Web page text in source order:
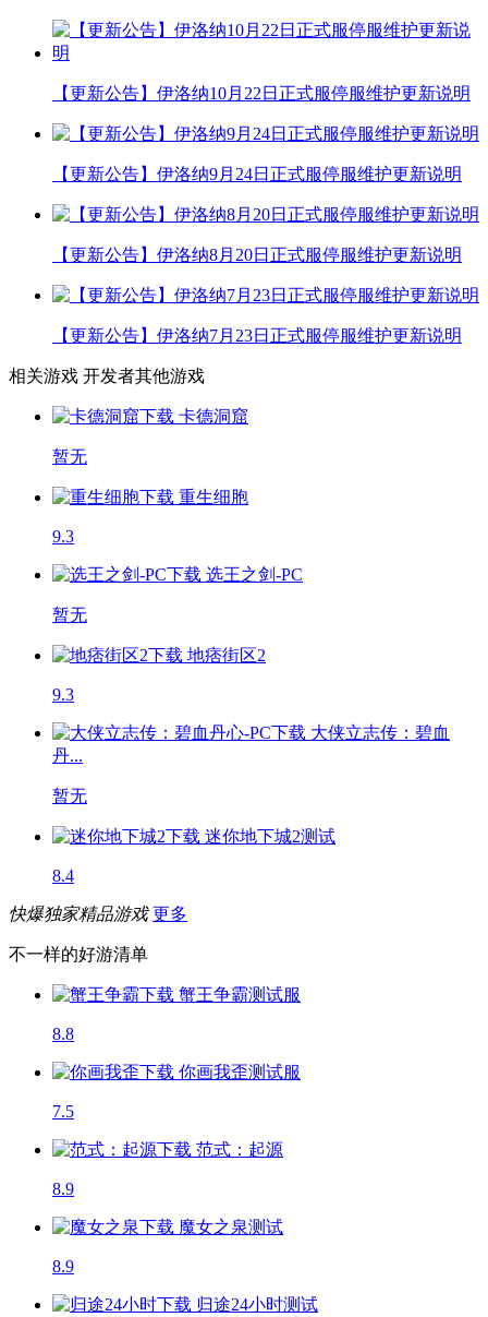
【更新公告】伊洛纳10月22日正式服停服维护更新说明
【更新公告】伊洛纳9月24日正式服停服维护更新说明
【更新公告】伊洛纳8月20日正式服停服维护更新说明
【更新公告】伊洛纳7月23日正式服停服维护更新说明
相关游戏 开发者其他游戏
卡德洞窟
暂无
重生细胞
9.3
选王之剑-PC
暂无
地痞街区2
9.3
大侠立志传：碧血
丹...
暂无
迷你地下城2测试
8.4
快爆独家精品游戏 更多
不一样的好游清单
蟹王争霸测试服
8.8
你画我歪测试服
7.5
范式：起源
8.9
魔女之泉测试
8.9
归途24小时测试